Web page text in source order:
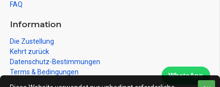
FAQ
Information
Die Zustellung
Kehrt zurück
Datenschutz-Bestimmungen
Terms & Bedingungen
WhatsApp